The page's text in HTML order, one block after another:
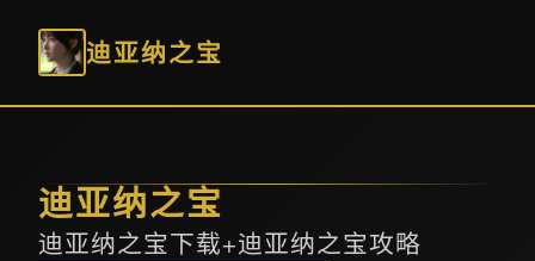
迪亚纳之宝
迪亚纳之宝
迪亚纳之宝下载+迪亚纳之宝攻略